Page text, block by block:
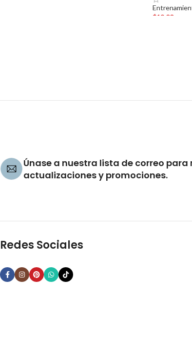
$19.00
Únase a nuestra lista de correo
actualizaciones y promociones.
Redes Sociales